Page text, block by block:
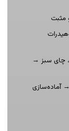
مثبت
چای سبز →
آماده‌سازی